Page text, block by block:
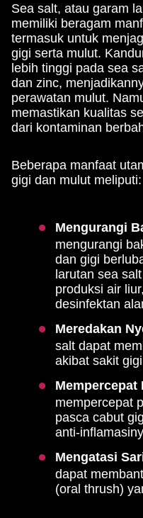
Sea salt, atau garam
memiliki beragam
termasuk untuk
gigi serta mulut.
lebih tinggi pada sea
dan zinc,
perawatan mulut.
memastikan kualitas
dari kontaminan
Beberapa manfaat
gigi dan mulut meliputi:
Mengurangi
mengurangi
dan gigi
larutan sea
produksi air
desinfektan
Meredakan
salt dapat
akibat sakit
Mempercepat
mempercepat
pasca cabut
anti-
Mengatasi
dapat
(oral thrush)